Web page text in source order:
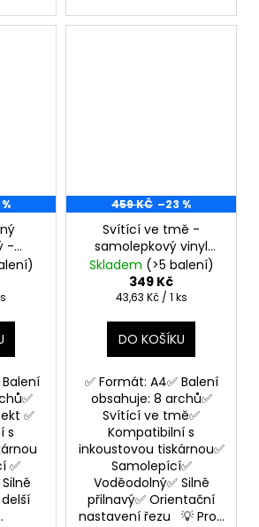
-
✅
s
✅
459 KČ –23 %
Svítící ve tmě -
samolepkový vinyl
Samolepící materiál
na výrobu samolepek
Skladem (>5 balení)
349 Kč
Měrná
43,63 Kč / 1 ks
DO KOŠÍKU
✅ Formát: A4✅ Balení
obsahuje: 8 archů✅
Svítící ve tmě✅
Kompatibilní s
inkoustovou tiskárnou✅
Samolepící✅
Voděodolný✅ Silně
přilnavý✅ Orientační
nastavení řezu 💡 Pro...